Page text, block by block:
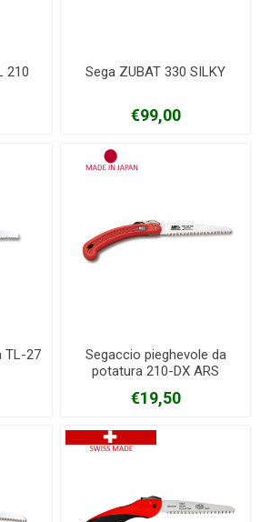
210
Sega ZUBAT 330 SILKY
€99,00
TL-27
Segaccio pieghevole da
potatura 210-DX ARS
€19,50